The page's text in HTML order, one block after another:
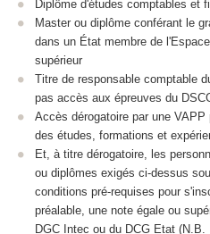
Diplôme d'études comptables et
Master ou diplôme conférant le
dans un État membre de
supérieur
Titre de responsable comptable
pas accès aux épreuves du
Accès dérogatoire par une VAPP
des études, formations et
Et, à titre dérogatoire, les
ou diplômes exigés ci-dessus
conditions pré-requises pour
préalable, une note égale ou
DGC Intec ou du DCG Etat